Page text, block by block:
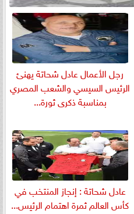
رجل الأعمال عادل شحاتة يهنئ
الرئيس السيسي والشعب المصري
بمناسبة ذكرى ثورة...
عادل شحاتة : إنجاز المنتخب في
كأس العالم ثمرة اهتمام الرئيس...